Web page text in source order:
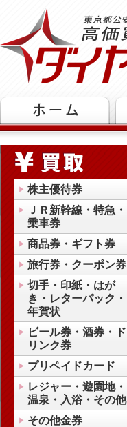
株主優待券
ＪＲ新幹線・特急・
乗車券
商品券・ギフト券
旅行券・クーポン券
切手・印紙・はが
き・レターパック・
年賀状
ビール券・酒券・ド
リンク券
プリペイドカード
レジャー・遊園地・
温泉・入浴・その他
その他金券